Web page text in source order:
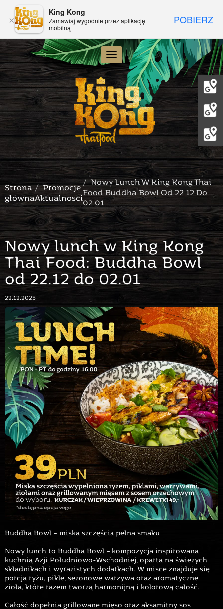
×
King Kong
Zamawiaj wygodnie przez aplikację
mobilną
POBIERZ
Toggle navigation
Strona
główna
Promocje
Aktualnosci
Nowy Lunch W King Kong Thai
Food Buddha Bowl Od 22 12 Do
02 01
Nowy lunch w King Kong
Thai Food: Buddha Bowl
od 22.12 do 02.01
22.12.2025
Buddha Bowl – miska szczęścia pełna smaku
Nowy lunch to Buddha Bowl – kompozycja inspirowana
kuchnią Azji Południowo-Wschodniej, oparta na świeżych
składnikach i wyrazistych dodatkach. W misce znajduje się
porcja ryżu, pikle, sezonowe warzywa oraz aromatyczne
zioła, które razem tworzą harmonijną i kolorową całość.
Całość dopełnia grillowane mięso oraz aksamitny sos